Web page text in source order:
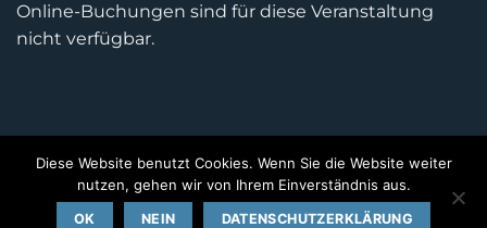
Online-Buchungen sind für diese Veranstaltung
nicht verfügbar.
DATENSCHUTZERKLÄRUNG IMPRESSUM KONTAKT
Copyright 2026 ©Kirchengemeinde Deilinghofen- Design
Diese Website benutzt Cookies. Wenn Sie die Website weiter
nutzen, gehen wir von Ihrem Einverständnis aus.
OK NEIN DATENSCHUTZERKLÄRUNG